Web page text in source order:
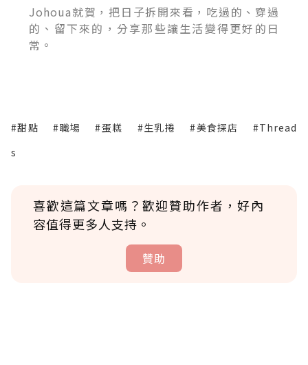
Johoua就賀，把日子拆開來看，吃過的、穿過
的、留下來的，分享那些讓生活變得更好的日
常。
#甜點 #職場 #蛋糕 #生乳捲 #美食探店
#Thread
s
喜歡這篇文章嗎？歡迎贊助作者，好內
容值得更多人支持。
贊助